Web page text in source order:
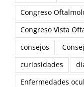
Congreso
Congreso Vista
consejos
curiosidades
Enfermedades